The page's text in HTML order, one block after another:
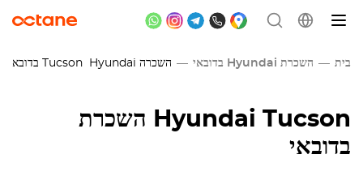
בית השכרת Hyundai בדובאי השכרה Hyundai
Tucson בדובאי
השכרת Hyundai Tucson
בדובאי